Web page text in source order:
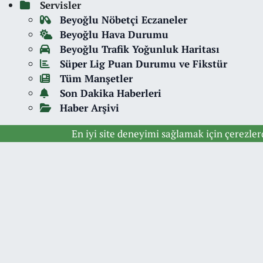
Servisler
Beyoğlu Nöbetçi Eczaneler
Beyoğlu Hava Durumu
Beyoğlu Trafik Yoğunluk Haritası
Süper Lig Puan Durumu ve Fikstür
Tüm Manşetler
Son Dakika Haberleri
Haber Arşivi
En iyi site deneyimi sağlamak için